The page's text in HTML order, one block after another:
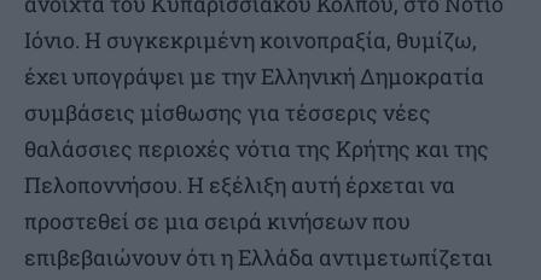
Ιόνιο. Η συγκεκριμένη κοινοπραξία, θυμίζω,
έχει υπογράψει με την Ελληνική Δημοκρατία
συμβάσεις μίσθωσης για τέσσερις νέες
θαλάσσιες περιοχές νότια της Κρήτης και της
Πελοποννήσου. Η εξέλιξη αυτή έρχεται να
προστεθεί σε μια σειρά κινήσεων που
επιβεβαιώνουν ότι η Ελλάδα αντιμετωπίζεται